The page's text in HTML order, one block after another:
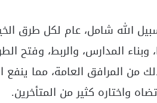
الله شامل، عام لكل طرق
المدارس، والربط، وفتح
من المرافق العامة، مما
واختاره كثير من المتأخرين.